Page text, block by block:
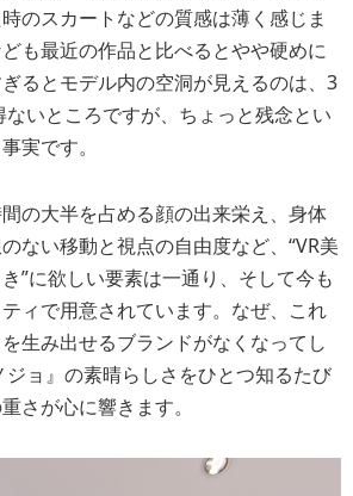
のスカートなどの質感は薄く感じま
も最近の作品と比べるとやや硬めに
るとモデル内の空洞が見えるのは、3
ないところですが、ちょっと残念とい
実です。
の大半を占める顔の出来栄え、身体
ない移動と視点の自由度など、“VR美
”に欲しい要素は一通り、そして今も
ィで用意されています。なぜ、これ
生み出せるブランドがなくなってし
ジョ』の素晴らしさをひとつ知るたび
さが心に響きます。